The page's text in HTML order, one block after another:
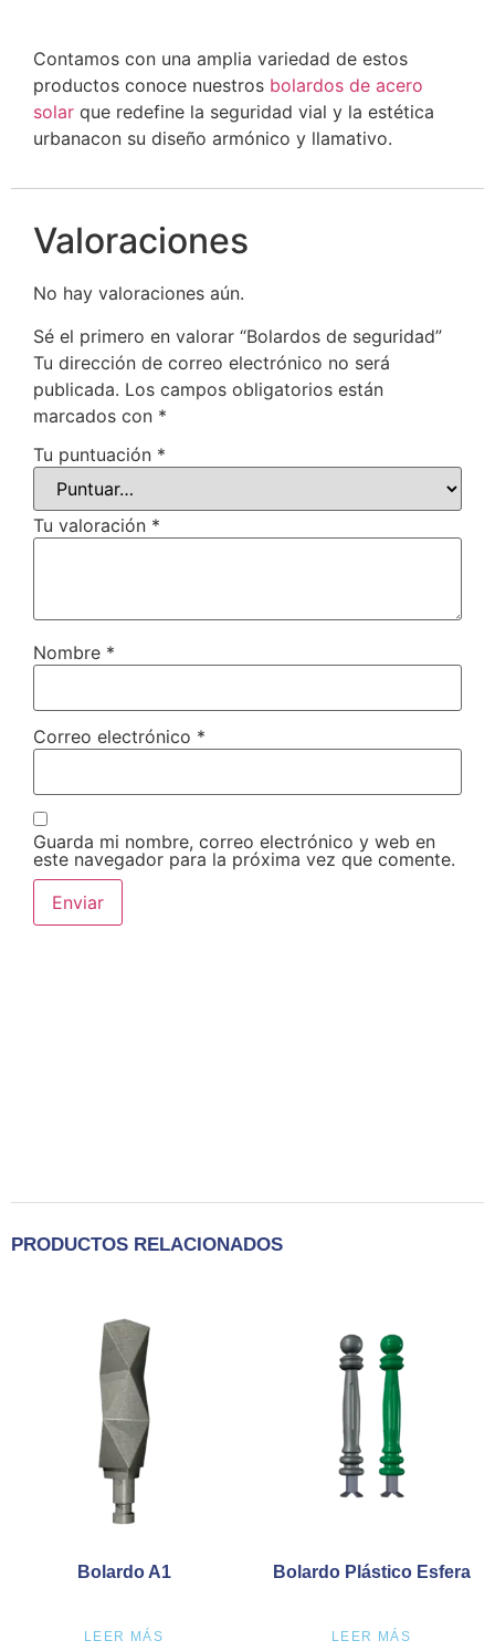
Contamos con una amplia variedad de estos
productos conoce nuestros bolardos de acero
solar que redefine la seguridad vial y la estética
urbanacon su diseño armónico y llamativo.
Valoraciones
No hay valoraciones aún.
Sé el primero en valorar “Bolardos de seguridad”
Tu dirección de correo electrónico no será
publicada. Los campos obligatorios están
marcados con *
Tu puntuación *
Tu valoración *
Nombre *
Correo electrónico *
Guarda mi nombre, correo electrónico y web en
este navegador para la próxima vez que comente.
PRODUCTOS RELACIONADOS
Bolardo A1
LEER MÁS
Bolardo Plástico Esfera
LEER MÁS